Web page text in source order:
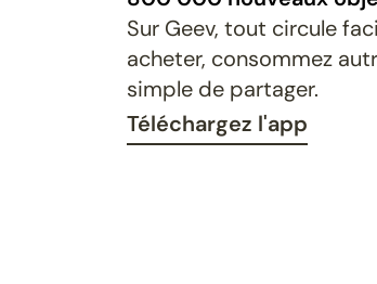
Sur Geev, tout circule
acheter, consommez
simple de partager.
Téléchargez l'app